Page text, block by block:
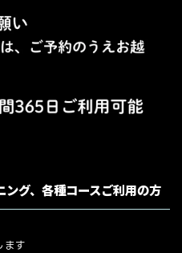
グ、各種コースご利用の方
ます